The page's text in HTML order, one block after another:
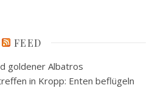
FEED
goldener Albatros
in Kropp: Enten beflügeln